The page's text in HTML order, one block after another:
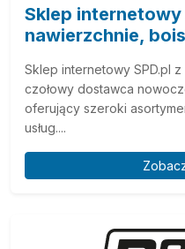
Sklep internetowy
nawierzchnie,
Sklep internetowy SPD.pl
czołowy dostawca
oferujący szeroki
usług....